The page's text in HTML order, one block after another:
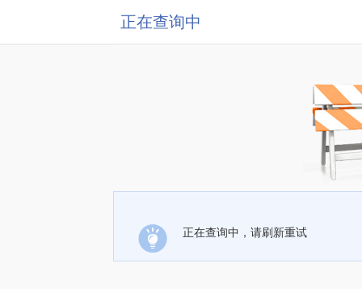
正在查询中
正在查询中，请刷新重试